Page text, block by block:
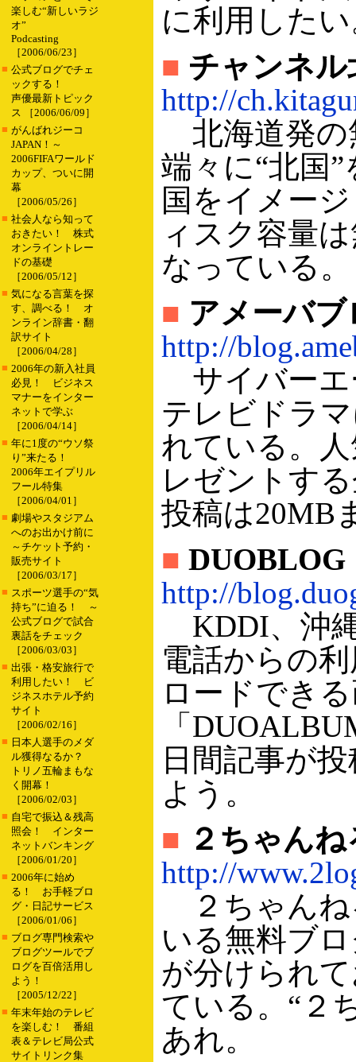
楽しむ“新しいラジ
オ”
Podcasting
［2006/06/23］
■ 公式ブログでチェ
ックする！
声優最新トピック
ス ［2006/06/09］
■ がんばれジーコ
JAPAN！～
2006FIFAワールド
カップ、ついに開
幕
［2006/05/26］
■ 社会人なら知って
おきたい！ 株式
オンライントレー
ドの基礎
［2006/05/12］
■ 気になる言葉を探
す、調べる！ オ
ンライン辞書・翻
訳サイト
［2006/04/28］
■ 2006年の新入社員
必見！ ビジネス
マナーをインター
ネットで学ぶ
［2006/04/14］
■ 年に1度の“ウソ祭
り”来たる！
2006年エイプリル
フール特集
［2006/04/01］
■ 劇場やスタジアム
へのお出かけ前に
～チケット予約・
販売サイト
［2006/03/17］
■ スポーツ選手の“気
持ち”に迫る！ ～
公式ブログで試合
裏話をチェック
［2006/03/03］
■ 出張・格安旅行で
利用したい！ ビ
ジネスホテル予約
サイト
［2006/02/16］
■ 日本人選手のメダ
ル獲得なるか？
トリノ五輪まもな
く開幕！
［2006/02/03］
■ 自宅で振込＆残高
照会！ インター
ネットバンキング
［2006/01/20］
■ 2006年に始め
る！ お手軽ブロ
グ・日記サービス
［2006/01/06］
■ ブログ専門検索や
ブログツールでブ
ログを百倍活用し
よう！
［2005/12/22］
■ 年末年始のテレビ
を楽しむ！ 番組
表＆テレビ局公式
サイトリンク集
に利用した
■ チャンネル
http://
北海道発の
端々に“北国
国をイメー
ィスク容量
なっている。
■ アメーバブ
http://
サイバーエ
テレビドラ
れている。
レゼントす
投稿は20MB
■ DUOBLOG
http://
KDDI、沖
電話からの
ロードでき
「
日間記事が
よう。
■ ２ちゃん
http://
２ちゃんね
いる無料ブ
が分けられ
ている。“２
あれ。